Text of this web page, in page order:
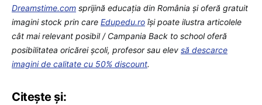
Dreamstime.com sprijină educaţia din România şi oferă gratuit
imagini stock prin care Edupedu.ro îşi poate ilustra articolele
cât mai relevant posibil / Campania Back to school oferă
posibilitatea oricărei școli, profesor sau elev să descarce
imagini de calitate cu 50% discount.
Citește și: